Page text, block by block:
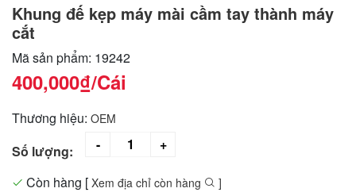
Khung đế kẹp máy mài cầm tay thành máy
cắt
Mã sản phẩm: 19242
400,000₫/Cái
Thương hiệu: OEM
Số lượng:
Còn hàng [ Xem địa chỉ còn hàng ]